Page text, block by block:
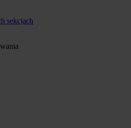
sekcjach